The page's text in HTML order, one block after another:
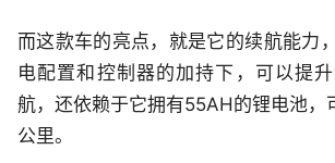
而这款车的亮点，就是它的续航能力
电配置和控制器的加持下，可以提
航，还依赖于它拥有55AH的锂电池，
公里。